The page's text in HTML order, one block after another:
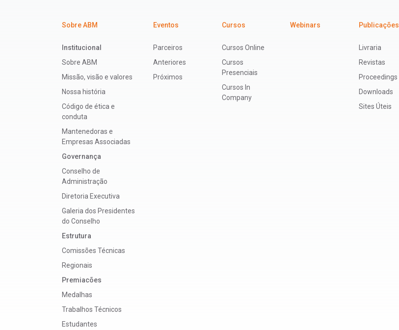
Sobre ABM
Institucional
Sobre ABM
Missão, visão e valores
Nossa história
Código de ética e
conduta
Mantenedoras e
Empresas Associadas
Governança
Conselho de
Administração
Diretoria Executiva
Galeria dos Presidentes
do Conselho
Estrutura
Comissões Técnicas
Regionais
Premiacões
Medalhas
Trabalhos Técnicos
Estudantes
Eventos
Parceiros
Anteriores
Próximos
Cursos
Cursos Online
Cursos
Presenciais
Cursos In
Company
Webinars Publicações
Livraria
Revistas
Proceedings
Downloads
Sites Úteis